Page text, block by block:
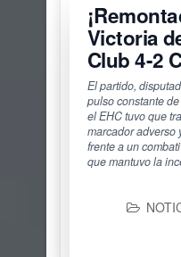
Victoria
Club 4-2
El partido,
pulso constante
el EHC tuvo que
marcador adverso
frente a un
que mantuvo la